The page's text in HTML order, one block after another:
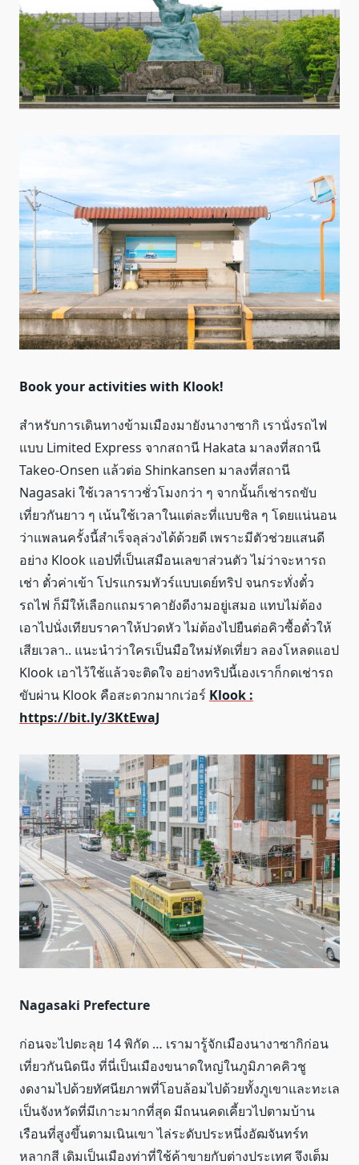
Book your activities with Klook!
สำหรับการเดินทางข้ามเมืองมายังนางาซากิ เรานั่งรถไฟ
แบบ Limited Express จากสถานี Hakata มาลงที่สถานี
Takeo-Onsen แล้วต่อ Shinkansen มาลงที่สถานี
Nagasaki ใช้เวลาราวชั่วโมงกว่า ๆ จากนั้นก็เช่ารถขับ
เที่ยวกันยาว ๆ เน้นใช้เวลาในแต่ละที่แบบชิล ๆ โดยแน่นอน
ว่าแพลนครั้งนี้สำเร็จลุล่วงได้ด้วยดี เพราะมีตัวช่วยแสนดี
อย่าง Klook แอปที่เป็นเสมือนเลขาส่วนตัว ไม่ว่าจะหารถ
เช่า ตั๋วค่าเข้า โปรแกรมทัวร์แบบเดย์ทริป จนกระทั่งตั๋ว
รถไฟ ก็มีให้เลือกแถมราคายังดีงามอยู่เสมอ แทบไม่ต้อง
เอาไปนั่งเทียบราคาให้ปวดหัว ไม่ต้องไปยืนต่อคิวซื้อตั๋วให้
เสียเวลา.. แนะนำว่าใครเป็นมือใหม่หัดเที่ยว ลองโหลดแอป
Klook เอาไว้ใช้แล้วจะติดใจ อย่างทริปนี้เองเราก็กดเช่ารถ
ขับผ่าน Klook คือสะดวกมากเว่อร์ Klook :
https://bit.ly/3KtEwaJ
Nagasaki Prefecture
ก่อนจะไปตะลุย 14 พิกัด … เรามารู้จักเมืองนางาซากิก่อน
เที่ยวกันนิดนึง ที่นี่เป็นเมืองขนาดใหญ่ในภูมิภาคคิวชู
งดงามไปด้วยทัศนียภาพที่โอบล้อมไปด้วยทั้งภูเขาและทะเล
เป็นจังหวัดที่มีเกาะมากที่สุด มีถนนคดเคี้ยวไปตามบ้าน
เรือนที่สูงขึ้นตามเนินเขา ไล่ระดับประหนึ่งอัฒจันทร์ท
หลากสี เดิมเป็นเมืองท่าที่ใช้ค้าขายกับต่างประเทศ จึงเต็ม